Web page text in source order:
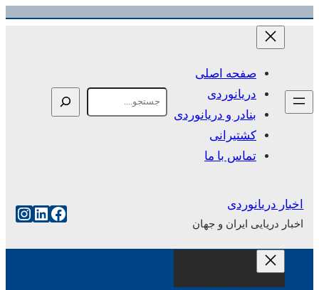
رفتن
صفحه اصلی
دریانوردی
بنادر و دریانوردی
کشتیرانی
تماس با ما
اخبار دریانوردی
اخبار دریایی ایران و جهان
فیس‌بوک